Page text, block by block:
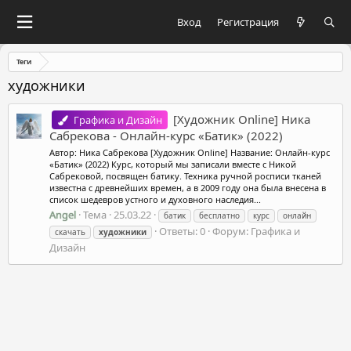
Вход Регистрация
Теги
художники
Графика и Дизайн
[Художник Online] Ника
Сабрекова - Онлайн-курс «Батик» (2022)
Автор: Ника Сабрекова [Художник Online] Название: Онлайн-курс
«Батик» (2022) Курс, который мы записали вместе с Никой
Сабрековой, посвящен батику. Техника ручной росписи тканей
известна с древнейших времен, а в 2009 году она была внесена в
список шедевров устного и духовного наследия...
Angel Тема 25.03.22 батик бесплатно курс
онлайн
скачать
художники Ответы: 0 Форум: Графика и
Дизайн